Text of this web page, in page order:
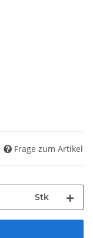
Frage zum Artikel
Stk